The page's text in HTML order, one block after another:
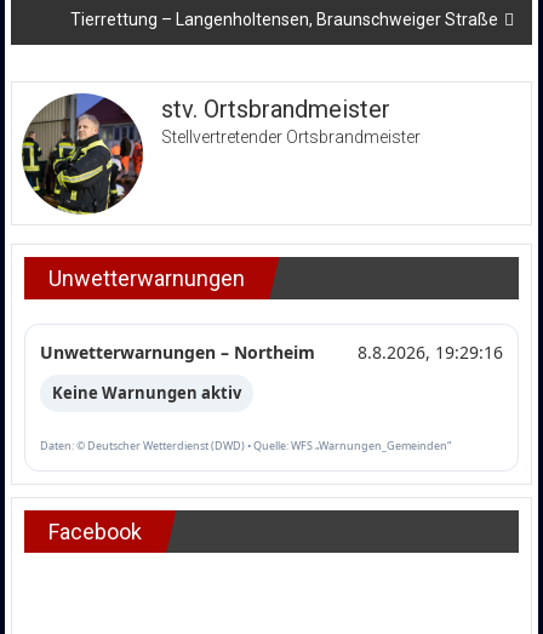
Tierrettung – Langenholtensen, Braunschweiger Straße
stv. Ortsbrandmeister
Stellvertretender Ortsbrandmeister
Unwetterwarnungen
Unwetterwarnungen – Northeim 8.8.2026, 19:29:16
Keine Warnungen aktiv
Daten: © Deutscher Wetterdienst (DWD) • Quelle: WFS „Warnungen_Gemeinden“
Facebook